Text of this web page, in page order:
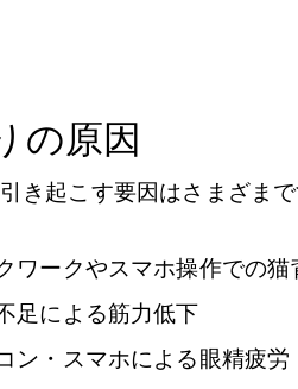
の原因
き起こす要因はさまざま
ワークやスマホ操作での猫
足による筋力低下
ン・スマホによる眼精疲労